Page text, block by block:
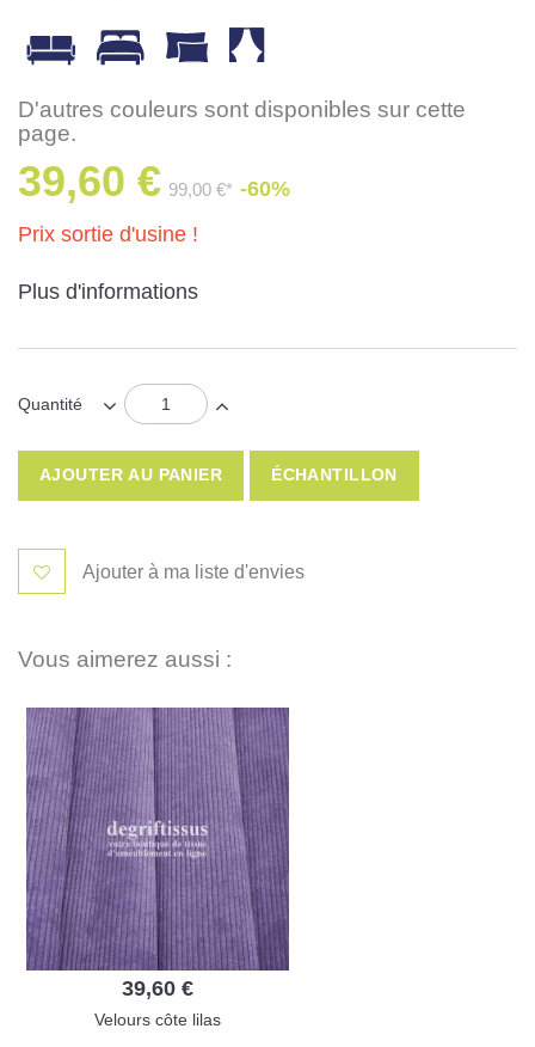
D'autres couleurs sont disponibles sur cette
page.
39,60 € 99,00 €* -60%
Prix sortie d'usine !
Plus d'informations
Quantité
AJOUTER AU PANIER ÉCHANTILLON
Ajouter à ma liste d'envies
Vous aimerez aussi :
39,60 €
Velours côte lilas